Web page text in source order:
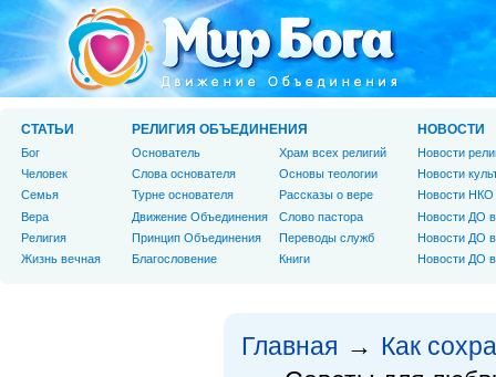
Главная → Как
СТАТЬИ
Бог
Человек
Cемья
Вера
Религия
Жизнь вечная
РЕЛИГИЯ ОБЪЕДИНЕНИЯ
Основатель
Слова основателя
Турне основателя
Движение Объединения
Принцип Объединения
Благословение
Храм всех религий
Основы теологии
Рассказы о вере
Слово пастора
Переводы служб
Книги
НОВОСТИ
Новости
Новости
Новости НКО
Новости ДО
Новости ДО
Новости ДО